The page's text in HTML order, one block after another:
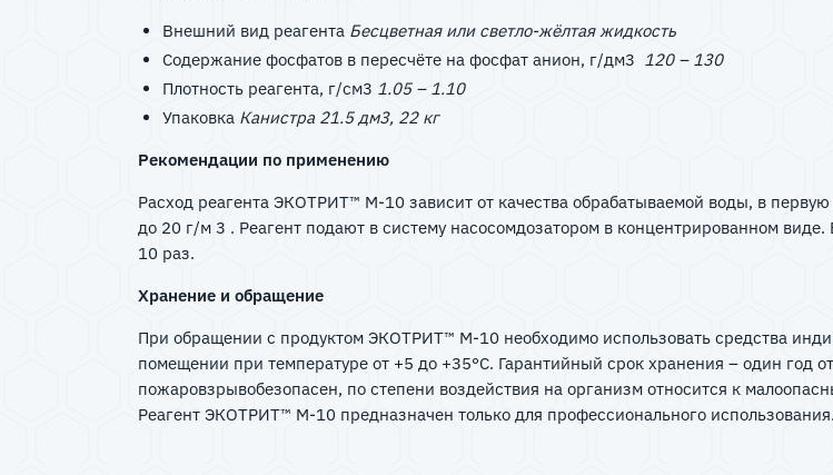
Внешний вид реагента Бесцветная или светло-жёлтая жидкость
Содержание фосфатов в пересчёте на фосфат анион, г/дм3 120 – 130
Плотность реагента, г/см3 1.05 – 1.10
Упаковка Канистра 21.5 дм3, 22 кг
Рекомендации по применению
Расход реагента ЭКОТРИТ™ М-10 зависит от качества обрабатываемой воды, в
до 20 г/м 3 . Реагент подают в систему насосомдозатором в концентрированном
10 раз.
Хранение и обращение
При обращении с продуктом ЭКОТРИТ™ М-10 необходимо использовать средства
помещении при температуре от +5 до +35°С. Гарантийный срок хранения – один год
пожаровзрывобезопасен, по степени воздействия на организм относится к
Реагент ЭКОТРИТ™ М-10 предназначен только для профессионального использования.